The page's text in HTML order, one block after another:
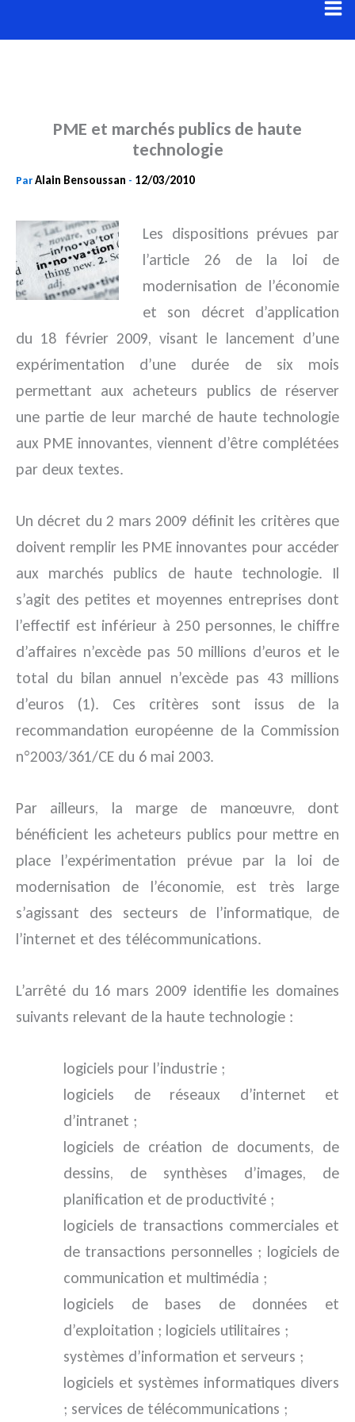
au
PME et marchés publics de haute
technologie
ParAlain Bensoussan - 12/03/2010
Les dispositions prévues par
l’article 26 de la loi de
modernisation de l’économie
et son décret d’application
du 18 février 2009, visant le lancement d’une
expérimentation d’une durée de six mois
permettant aux acheteurs publics de réserver
une partie de leur marché de haute technologie
aux PME innovantes, viennent d’être complétées
par deux textes.
Un décret du 2 mars 2009 définit les critères que
doivent remplir les PME innovantes pour accéder
aux marchés publics de haute technologie. Il
s’agit des petites et moyennes entreprises dont
l’effectif est inférieur à 250 personnes, le chiffre
d’affaires n’excède pas 50 millions d’euros et le
total du bilan annuel n’excède pas 43 millions
d’euros (1). Ces critères sont issus de la
recommandation européenne de la Commission
n°2003/361/CE du 6 mai 2003.
Par ailleurs, la marge de manœuvre, dont
bénéficient les acheteurs publics pour mettre en
place l’expérimentation prévue par la loi de
modernisation de l’économie, est très large
s’agissant des secteurs de l’informatique, de
l’internet et des télécommunications.
L’arrêté du 16 mars 2009 identifie les domaines
suivants relevant de la haute technologie :
logiciels pour l’industrie ;
logiciels de réseaux d’internet et
d’intranet ;
logiciels de création de documents, de
dessins, de synthèses d’images, de
planification et de productivité ;
logiciels de transactions commerciales et
de transactions personnelles ; logiciels de
communication et multimédia ;
logiciels de bases de données et
d’exploitation ; logiciels utilitaires ;
systèmes d’information et serveurs ;
logiciels et systèmes informatiques divers
; services de télécommunications ;